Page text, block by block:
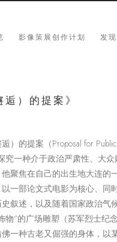
影像策展创作计划 发
）的提案》
）的提案（Proposal for
一种介于政治严肃性、大众
聚焦在自己的出生地大连
以一部论文式电影为核心、
叙述，以及随着国家政治气
物”的广场雕塑（苏军烈士纪
一种古老又倔强的身体，以